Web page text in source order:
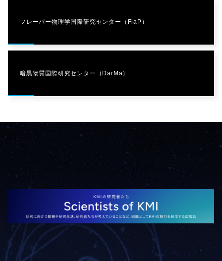
フレーバー物理学国際研究センター（FlaP）
暗黒物質国際研究センター（DarMa）